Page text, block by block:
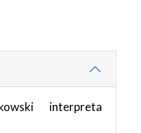
interpreta